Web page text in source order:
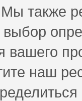
также
выбор
вашего
наш